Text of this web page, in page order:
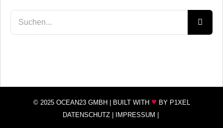
nach:
© 2025 OCEAN23 GMBH | BUILT WITH ♥ BY P1XEL
DATENSCHUTZ| IMPRESSUM |